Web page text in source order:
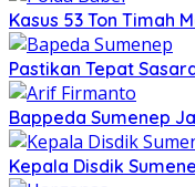
Kasus 53 Ton Timah
Pastikan Tepat
Bappeda Sumenep
Kepala Disdik